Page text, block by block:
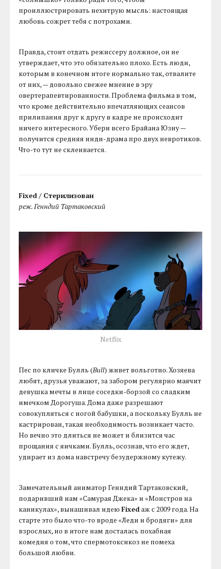
проиллюстрировать нехитрую мысль: настоящая
любовь сожрет тебя с потрохами.
Правда, стоит отдать режиссеру должное, он не
утверждает, что это обязательно плохо. Есть люди,
которым в конечном итоге нормально так, отвалите
от них, — довольно свежее мнение в эру
овертерапевтированности. Проблема фильма в том,
что кроме действительно впечатляющих сеансов
прилипания друг к другу в кадре не происходит
ничего интересного. Убери всего Брайана Юзну —
получится средняя инди-драма про двух невротиков.
Что-то тут не склеивается.
Fixed / Стерилизован
реж. Генндий Тартаковский
Netflix
Пес по кличке Булль (Bull) живет вольготно. Хозяева
любят, друзья уважают, за забором регулярно маячит
девушка мечты в лице соседки-борзой со сладким
имечком Дорогуша. Дома даже разрешают
совокупляться с ногой бабушки, а поскольку Булль не
кастрирован, такая необходимость возникает часто.
Но вечно это длиться не может и близится час
прощания с яичками. Булль, осознав, что его ждет,
удирает из дома навстречу безудержному кутежу.
Замечательный аниматор Генндий Тартаковский,
подаривший нам «Самурая Джека» и «Монстров на
каникулах», вынашивал идеюFixed аж с 2009 года. На
старте это было что-то вроде «Леди и бродяги» для
взрослых, но в итоге нам досталась похабная
комедия о том, что спермотоксикоз не помеха
большой любви.